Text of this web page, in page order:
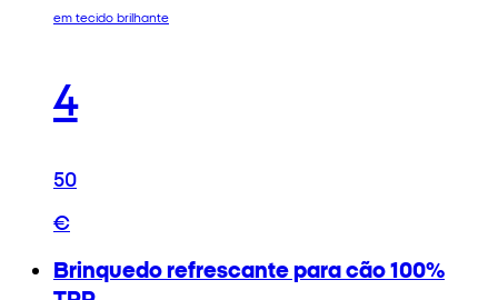
em tecido brilhante
4
50
€
Brinquedo refrescante para cão 100%